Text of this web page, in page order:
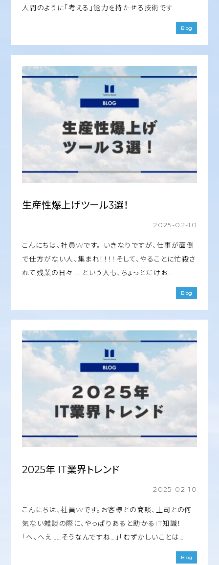
人間のように「考える」能力を持たせる技術です…
Blog
生産性爆上げツール3選！
2025-02-10
こんにちは、社員Wです。 いきなりですが、仕事が面倒
で仕方がない人、集まれ！！！！そして、やることに忙殺さ
れて残業の日々……という人も、ちょっとだけお…
Blog
2025年 IT業界トレンド
2025-02-10
こんにちは、社員Wです。お客様との商談、上司との何
気ない雑談の際に、やっぱりあると助かるIT知識！
「へ、へえ……そうなんですね…」「むずかしいことは…
Blog